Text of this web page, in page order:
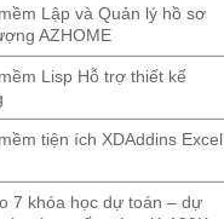
Lập và Quản lý hồ sơ
AZHOME
Lisp Hỗ trợ thiết kế
tiện ích XDAddins Excel
7 khóa học dự toán – dự